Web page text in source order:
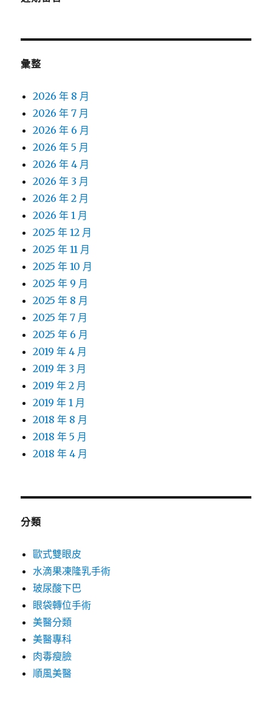
彙整
2026 年 8 月
2026 年 7 月
2026 年 6 月
2026 年 5 月
2026 年 4 月
2026 年 3 月
2026 年 2 月
2026 年 1 月
2025 年 12 月
2025 年 11 月
2025 年 10 月
2025 年 9 月
2025 年 8 月
2025 年 7 月
2025 年 6 月
2019 年 4 月
2019 年 3 月
2019 年 2 月
2019 年 1 月
2018 年 8 月
2018 年 5 月
2018 年 4 月
分類
歐式雙眼皮
水滴果凍隆乳手術
玻尿酸下巴
眼袋轉位手術
美醫分類
美醫專科
肉毒瘦臉
順風美醫